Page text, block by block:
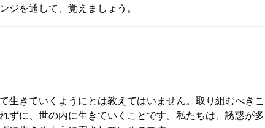
ジを通して、覚えましょう。
生きていくようにとは教えてはいません。取り組むべきこ
ずに、世の内に生きていくことです。私たちは、誘惑が多